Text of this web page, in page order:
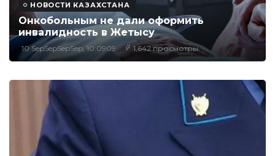
НОВОСТИ КАЗАХСТАНА
Онкобольным не дали оформить
инвалидность в Жетысу
10 SepSepSepSep, 10:0909 1,642 просмотры